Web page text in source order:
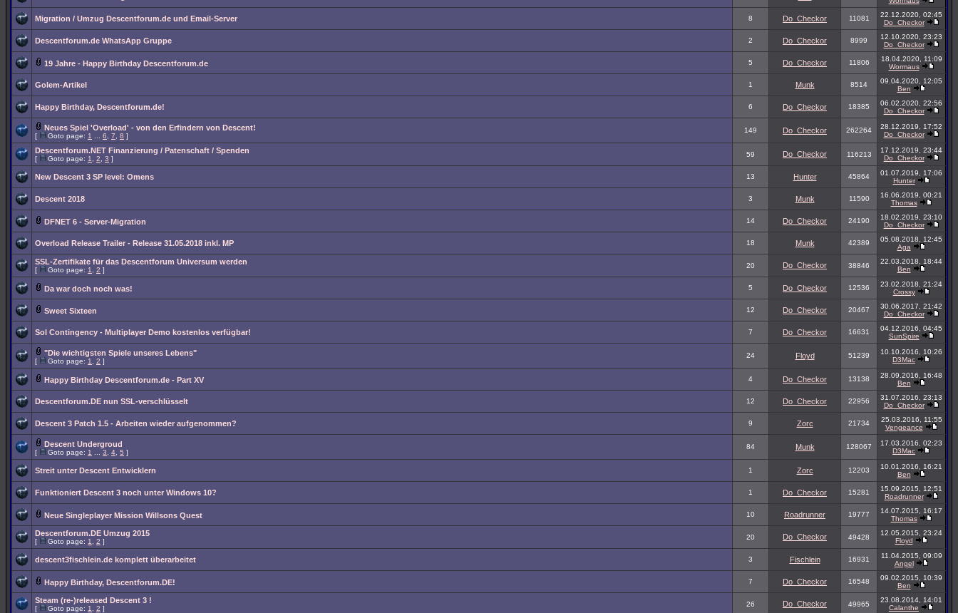
Migration / Umzug Descentforum.de und Email-Server 8 Do_Checkor 11081
22.12.2020, 02:45
Do_Checkor
Descentforum.de WhatsApp Gruppe 2 Do_Checkor 8999
12.10.2020, 23:23
Do_Checkor
19 Jahre - Happy Birthday Descentforum.de 5 Do_Checkor 11806
18.04.2020, 11:09
Wormaus
Golem-Artikel 1 Munk 8514
09.04.2020, 12:05
Ben
Happy Birthday, Descentforum.de! 6 Do_Checkor 18385
06.02.2020, 22:56
Do_Checkor
Neues Spiel 'Overload' - von den Erfindern von Descent!
[ Goto page: 1 6 7 8 ]
149 Do_Checkor 262264
28.12.2019, 17:52
Do_Checkor
Descentforum.NET Finanzierung / Patenschaft / Spenden
[ Goto page: 1 2 3 ]
59 Do_Checkor 116213
17.12.2019, 23:44
Do_Checkor
New Descent 3 SP level: Omens 13 Hunter 45864
01.07.2019, 17:06
Hunter
Descent 2018 3 Munk 11590
16.06.2019, 00:21
Thomas
DFNET 6 - Server-Migration 14 Do_Checkor 24190
18.02.2019, 23:10
Do_Checkor
Overload Release Trailer - Release 31.05.2018 inkl. MP 18 Munk 42389
05.08.2018, 12:45
Aga
SSL-Zertifikate für das Descentforum Universum werden
[ Goto page: 1 2 ]
20 Do_Checkor 38846
22.03.2018, 18:44
Ben
Da war doch noch was! 5 Do_Checkor 12536
23.02.2018, 21:24
Crossy
Sweet Sixteen 12 Do_Checkor 20467
30.06.2017, 21:42
Do_Checkor
Sol Contingency - Multiplayer Demo kostenlos verfügbar! 7 Do_Checkor 16631
04.12.2016, 04:45
SunSpire
"Die wichtigsten Spiele unseres Lebens"
[ Goto page: 1 2 ]
24 Floyd 51239
10.10.2016, 10:26
D3Mac
Happy Birthday Descentforum.de - Part XV 4 Do_Checkor 13138
28.09.2016, 16:48
Ben
Descentforum.DE nun SSL-verschlüsselt 12 Do_Checkor 22956
31.07.2016, 23:13
Do_Checkor
Descent 3 Patch 1.5 - Arbeiten wieder aufgenommen? 9 Zorc 21734
25.03.2016, 11:55
Vengeance
Descent Undergroud
[ Goto page: 1 3 4 5 ]
84 Munk 128067
17.03.2016, 02:23
D3Mac
Streit unter Descent Entwicklern 1 Zorc 12203
10.01.2016, 16:21
Ben
Funktioniert Descent 3 noch unter Windows 10? 1 Do_Checkor 15281
15.09.2015, 12:51
Roadrunner
Neue Singleplayer Mission Willsons Quest 10 Roadrunner 19777
14.07.2015, 16:17
Thomas
Descentforum.DE Umzug 2015
[ Goto page: 1 2 ]
20 Do_Checkor 49428
12.05.2015, 23:24
Floyd
descent3fischlein.de komplett überarbeitet 3 Fischlein 16931
11.04.2015, 09:09
Angel
Happy Birthday, Descentforum.DE! 7 Do_Checkor 16548
09.02.2015, 10:39
Ben
Steam (re-)released Descent 3 !
[ Goto page: 1 2 ]
26 Do_Checkor 49965
23.08.2014, 14:01
Calanthe